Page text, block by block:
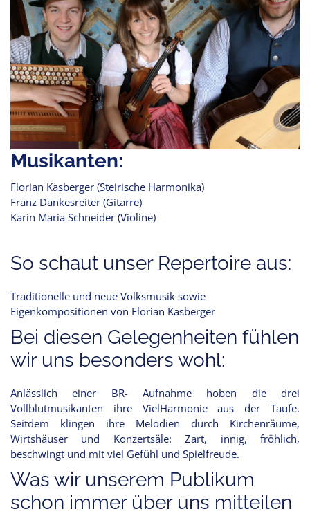
Musikanten:
Florian Kasberger (Steirische Harmonika)
Franz Dankesreiter (Gitarre)
Karin Maria Schneider (Violine)
So schaut unser Repertoire aus:
Traditionelle und neue Volksmusik sowie
Eigenkompositionen von Florian Kasberger
Bei diesen Gelegenheiten fühlen
wir uns besonders wohl:
Anlässlich einer BR- Aufnahme hoben die drei
Vollblutmusikanten ihre VielHarmonie aus der Taufe.
Seitdem klingen ihre Melodien durch Kirchenräume,
Wirtshäuser und Konzertsäle: Zart, innig, fröhlich,
beschwingt und mit viel Gefühl und Spielfreude.
Was wir unserem Publikum
schon immer über uns mitteilen